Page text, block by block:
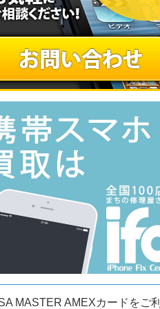
MASTER AMEXカードをご利